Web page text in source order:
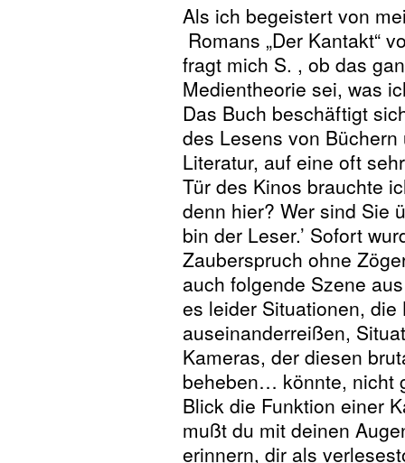
Als ich begeistert von
Romans „Der Kantakt“
fragt mich S. , ob das
Medientheorie sei, was
Das Buch beschäftigt
des Lesens von
Literatur, auf eine oft
Tür des Kinos brauchte
denn hier? Wer sind Sie
bin der Leser.’ Sofort
Zauberspruch ohne
auch folgende Szene
es leider Situationen,
auseinanderreißen,
Kameras, der diesen
beheben… könnte, nicht
Blick die Funktion einer
mußt du mit deinen
erinnern, dir als